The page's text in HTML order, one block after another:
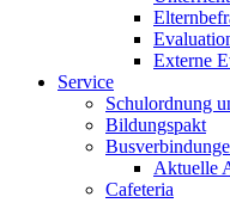
Externe
Service
Schulordnung
Bildungspakt
Aktuelle
Cafeteria